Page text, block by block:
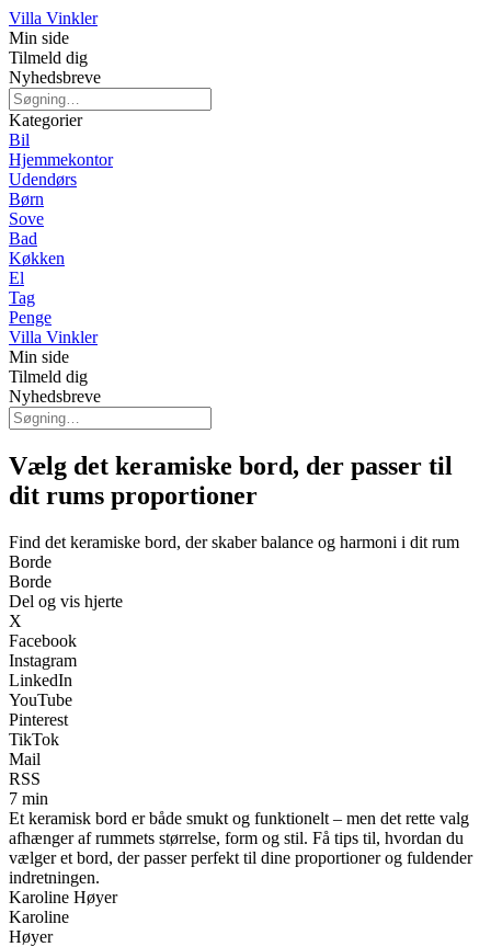
Villa Vinkler
Min side
Tilmeld dig
Nyhedsbreve
Kategorier
Bil
Hjemmekontor
Udendørs
Børn
Sove
Bad
Køkken
El
Tag
Penge
Villa Vinkler
Min side
Tilmeld dig
Nyhedsbreve
Vælg det keramiske bord, der passer til
dit rums proportioner
Find det keramiske bord, der skaber balance og harmoni i dit rum
Borde
Borde
Del og vis hjerte
X
Facebook
Instagram
LinkedIn
YouTube
Pinterest
TikTok
Mail
RSS
7 min
Et keramisk bord er både smukt og funktionelt – men det rette valg
afhænger af rummets størrelse, form og stil. Få tips til, hvordan du
vælger et bord, der passer perfekt til dine proportioner og fuldender
indretningen.
Karoline Høyer
Karoline
Høyer